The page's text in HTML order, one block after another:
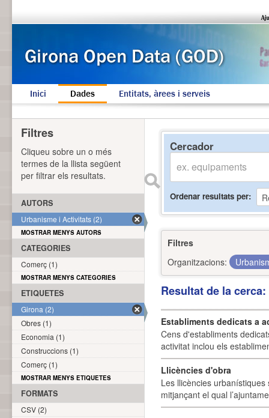
Inici Dades Entitats, àrees i serveis
Cercador
Ordenar resultats per
Filtres
Organitzacions:
Resultat de la
Establiments dedicats a
Cens d'establiments
activitat inclou els
Llicències d'obra
Les llicències
mitjançant el qual
Filtres
Cliqueu sobre un o més
termes de la llista següent
per filtrar els resultats.
AUTORS
Urbanisme i Activitats (2)
MOSTRAR MENYS AUTORS
CATEGORIES
Comerç (1)
MOSTRAR MENYS CATEGORIES
ETIQUETES
Girona (2)
Obres (1)
Economia (1)
Construccions (1)
Comerç (1)
MOSTRAR MENYS ETIQUETES
FORMATS
CSV (2)